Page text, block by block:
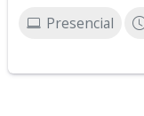
Presencial